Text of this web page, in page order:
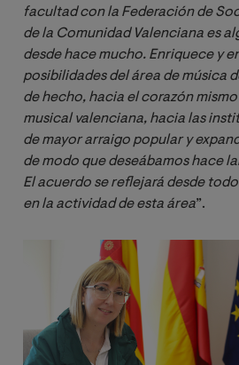
facultad con la Federación de
de la Comunidad Valenciana es
desde hace mucho. Enriquece y
posibilidades del área de música
de hecho, hacia el corazón
musical valenciana, hacia las
de mayor arraigo popular y
de modo que deseábamos hace
El acuerdo se reflejará desde
en la actividad de esta área”.
Image